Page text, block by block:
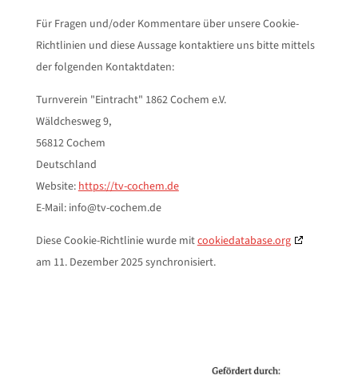
Für Fragen und/oder Kommentare über unsere Cookie-
Richtlinien und diese Aussage kontaktiere uns bitte mittels
der folgenden Kontaktdaten:
Turnverein "Eintracht" 1862 Cochem e.V.
Wäldchesweg 9,
56812 Cochem
Deutschland
Website:https://tv-cochem.de
E-Mail: info@tv-cochem.de
Diese Cookie-Richtlinie wurde mitcookiedatabase.org
am 11. Dezember 2025 synchronisiert.